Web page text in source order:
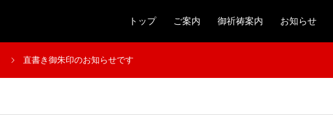
トップ ご案内 御祈祷案内 お知らせ
直書き御朱印のお知らせです